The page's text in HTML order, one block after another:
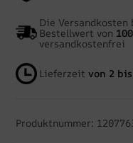
Die Versandkosten
Bestellwert von
versandkostenfrei
Lieferzeitvon 2
Produktnummer: